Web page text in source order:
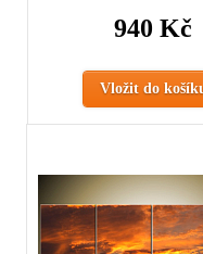
940 Kč
Vložit do